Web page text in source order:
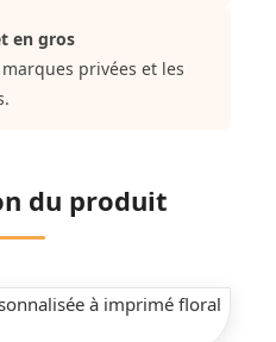
en gros
privées et les
du produit